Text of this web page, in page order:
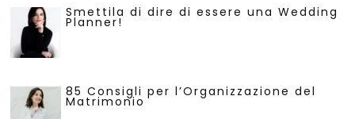
Smettila di dire di essere una Wedding
Planner!
85 Consigli per l’Organizzazione del
Matrimonio